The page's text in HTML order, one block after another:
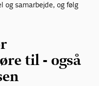
og samarbejde, og følg
til - også